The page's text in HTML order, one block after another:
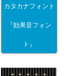
カタカナフォント
『効果音フォン
ト』